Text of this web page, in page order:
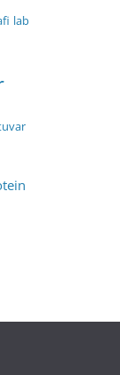
lab